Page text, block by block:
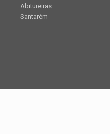
Abitureiras
Santarém